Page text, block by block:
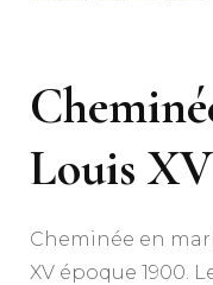
Louis
Cheminée en
XV époque 1900.